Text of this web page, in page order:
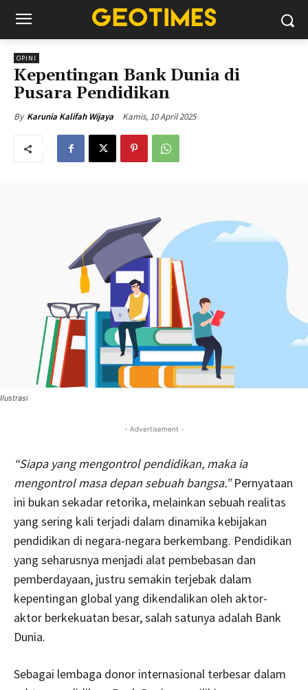
OPINI
Kepentingan Bank Dunia di
Pusara Pendidikan
By Karunia Kalifah Wijaya Kamis, 10 April 2025
Ilustrasi
- Advertisement -
“Siapa yang mengontrol pendidikan, maka ia
mengontrol masa depan sebuah bangsa.”Pernyataan
ini bukan sekadar retorika, melainkan sebuah realitas
yang sering kali terjadi dalam dinamika kebijakan
pendidikan di negara-negara berkembang. Pendidikan
yang seharusnya menjadi alat pembebasan dan
pemberdayaan, justru semakin terjebak dalam
kepentingan global yang dikendalikan oleh aktor-
aktor berkekuatan besar, salah satunya adalah Bank
Dunia.
Sebagai lembaga donor internasional terbesar dalam